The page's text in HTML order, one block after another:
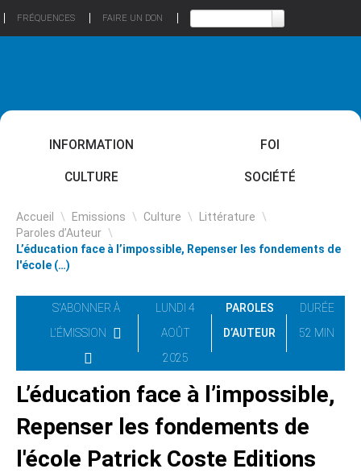
FRÉQUENCES FAIRE UN DON
INFORMATION FOI
CULTURE SOCIÉTÉ
Accueil \ Emissions \ Culture \ Littérature \
Paroles d’Auteur \
L’éducation face à l’impossible, Repenser les fondements de
l'école (…)
S'ABONNER À
L'ÉMISSION
LUNDI 4
AOÛT
2025
PAROLES
D’AUTEUR
DURÉE
52 MIN
L’éducation face à l’impossible,
Repenser les fondements de
l'école Patrick Coste Editions